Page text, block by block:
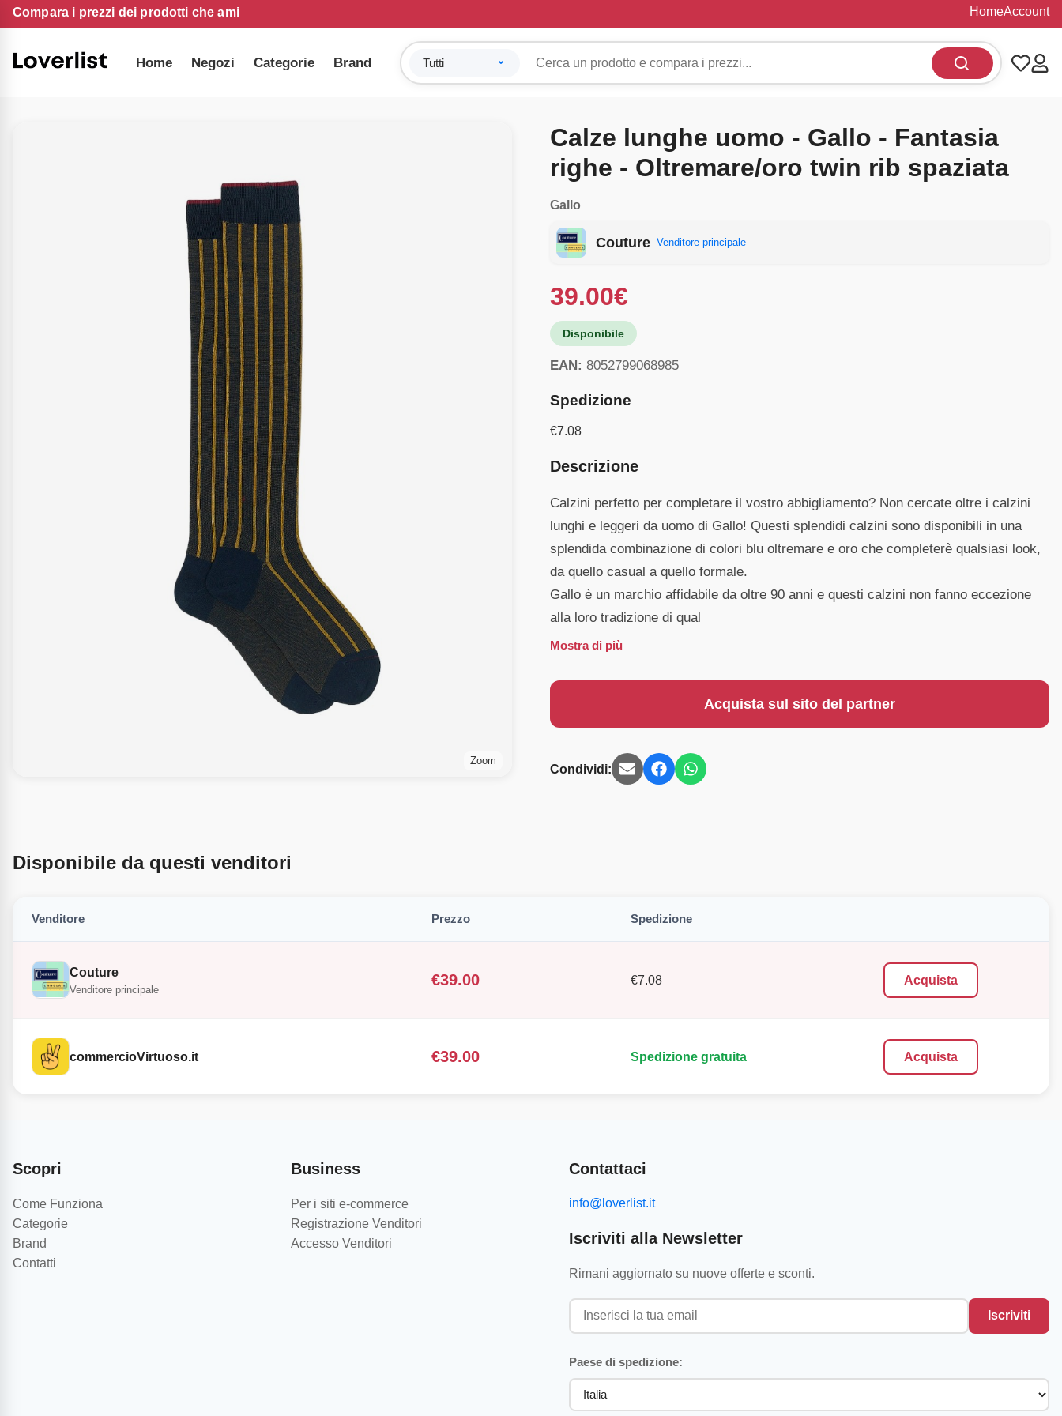
Compara i prezzi dei prodotti che ami HomeAccount
Home Negozi Categorie Brand
Zoom
Calze lunghe uomo - Gallo - Fantasia
righe - Oltremare/oro twin rib spaziata
Gallo
Couture Venditore principale
39.00€
Disponibile
EAN: 8052799068985
Spedizione
€7.08
Descrizione
Calzini perfetto per completare il vostro abbigliamento? Non cercate oltre i calzini
lunghi e leggeri da uomo di Gallo! Questi splendidi calzini sono disponibili in una
splendida combinazione di colori blu oltremare e oro che completerè qualsiasi look,
da quello casual a quello formale.
Gallo è un marchio affidabile da oltre 90 anni e questi calzini non fanno eccezione
alla loro tradizione di qual
Mostra di più
Acquista sul sito del partner
Condividi:
Disponibile da questi venditori
Venditore Prezzo Spedizione
Couture
Venditore principale
€39.00 €7.08 Acquista
commercioVirtuoso.it €39.00 Spedizione gratuita Acquista
Scopri
Come Funziona
Categorie
Brand
Contatti
Business
Per i siti e-commerce
Registrazione Venditori
Accesso Venditori
Contattaci
info@loverlist.it
Iscriviti alla Newsletter
Rimani aggiornato su nuove offerte e sconti.
Iscriviti
Paese di spedizione: